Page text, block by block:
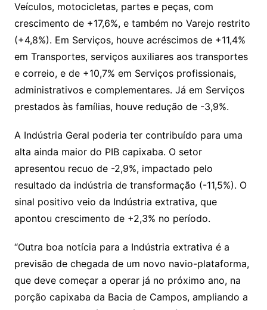
Veículos, motocicletas, partes e peças, com
crescimento de +17,6%, e também no Varejo restrito
(+4,8%). Em Serviços, houve acréscimos de +11,4%
em Transportes, serviços auxiliares aos transportes
e correio, e de +10,7% em Serviços profissionais,
administrativos e complementares. Já em Serviços
prestados às famílias, houve redução de -3,9%.
A Indústria Geral poderia ter contribuído para uma
alta ainda maior do PIB capixaba. O setor
apresentou recuo de -2,9%, impactado pelo
resultado da indústria de transformação (-11,5%). O
sinal positivo veio da Indústria extrativa, que
apontou crescimento de +2,3% no período.
“Outra boa notícia para a Indústria extrativa é a
previsão de chegada de um novo navio-plataforma,
que deve começar a operar já no próximo ano, na
porção capixaba da Bacia de Campos, ampliando a